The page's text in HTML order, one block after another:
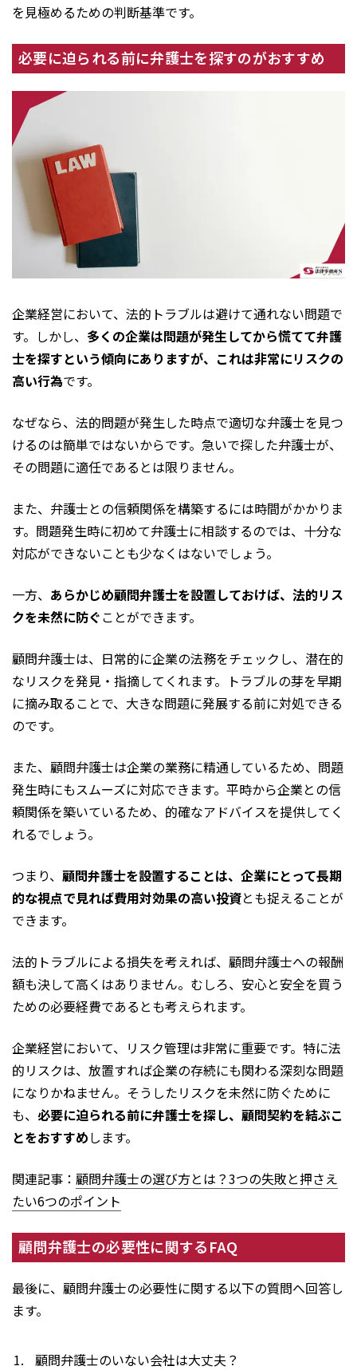
を見極めるための判断基準です。
必要に迫られる前に弁護士を探すのがおすすめ
企業経営において、法的トラブルは避けて通れない問題で
す。しかし、 多くの企業は問題が発生してから慌てて弁護
士を探すという傾向にありますが、これは非常にリスクの
高い行為です。
なぜなら、法的問題が発生した時点で適切な弁護士を見つ
けるのは簡単ではないからです。急いで探した弁護士が、
その問題に適任であるとは限りません。
また、弁護士との信頼関係を構築するには時間がかかりま
す。問題発生時に初めて弁護士に相談するのでは、十分な
対応ができないことも少なくはないでしょう。
一方、 あらかじめ顧問弁護士を設置しておけば、法的リス
クを未然に防ぐことができます。
顧問弁護士は、日常的に企業の法務をチェックし、潜在的
なリスクを発見・指摘してくれます。トラブルの芽を早期
に摘み取ることで、大きな問題に発展する前に対処できる
のです。
また、顧問弁護士は企業の業務に精通しているため、問題
発生時にもスムーズに対応できます。平時から企業との信
頼関係を築いているため、的確なアドバイスを提供してく
れるでしょう。
つまり、 顧問弁護士を設置することは、企業にとって長期
的な視点で見れば費用対効果の高い投資とも捉えることが
できます。
法的トラブルによる損失を考えれば、顧問弁護士への報酬
額も決して高くはありません。むしろ、安心と安全を買う
ための必要経費であるとも考えられます。
企業経営において、リスク管理は非常に重要です。特に法
的リスクは、放置すれば企業の存続にも関わる深刻な問題
になりかねません。そうしたリスクを未然に防ぐために
も、 必要に迫られる前に弁護士を探し、顧問契約を結ぶこ
とをおすすめします。
関連記事： 顧問弁護士の選び方とは？3つの失敗と押さえ
たい6つのポイント
顧問弁護士の必要性に関するFAQ
最後に、顧問弁護士の必要性に関する以下の質問へ回答し
ます。
顧問弁護士のいない会社は大丈夫？